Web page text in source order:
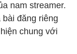
nam streamer.
đăng riêng
chung với